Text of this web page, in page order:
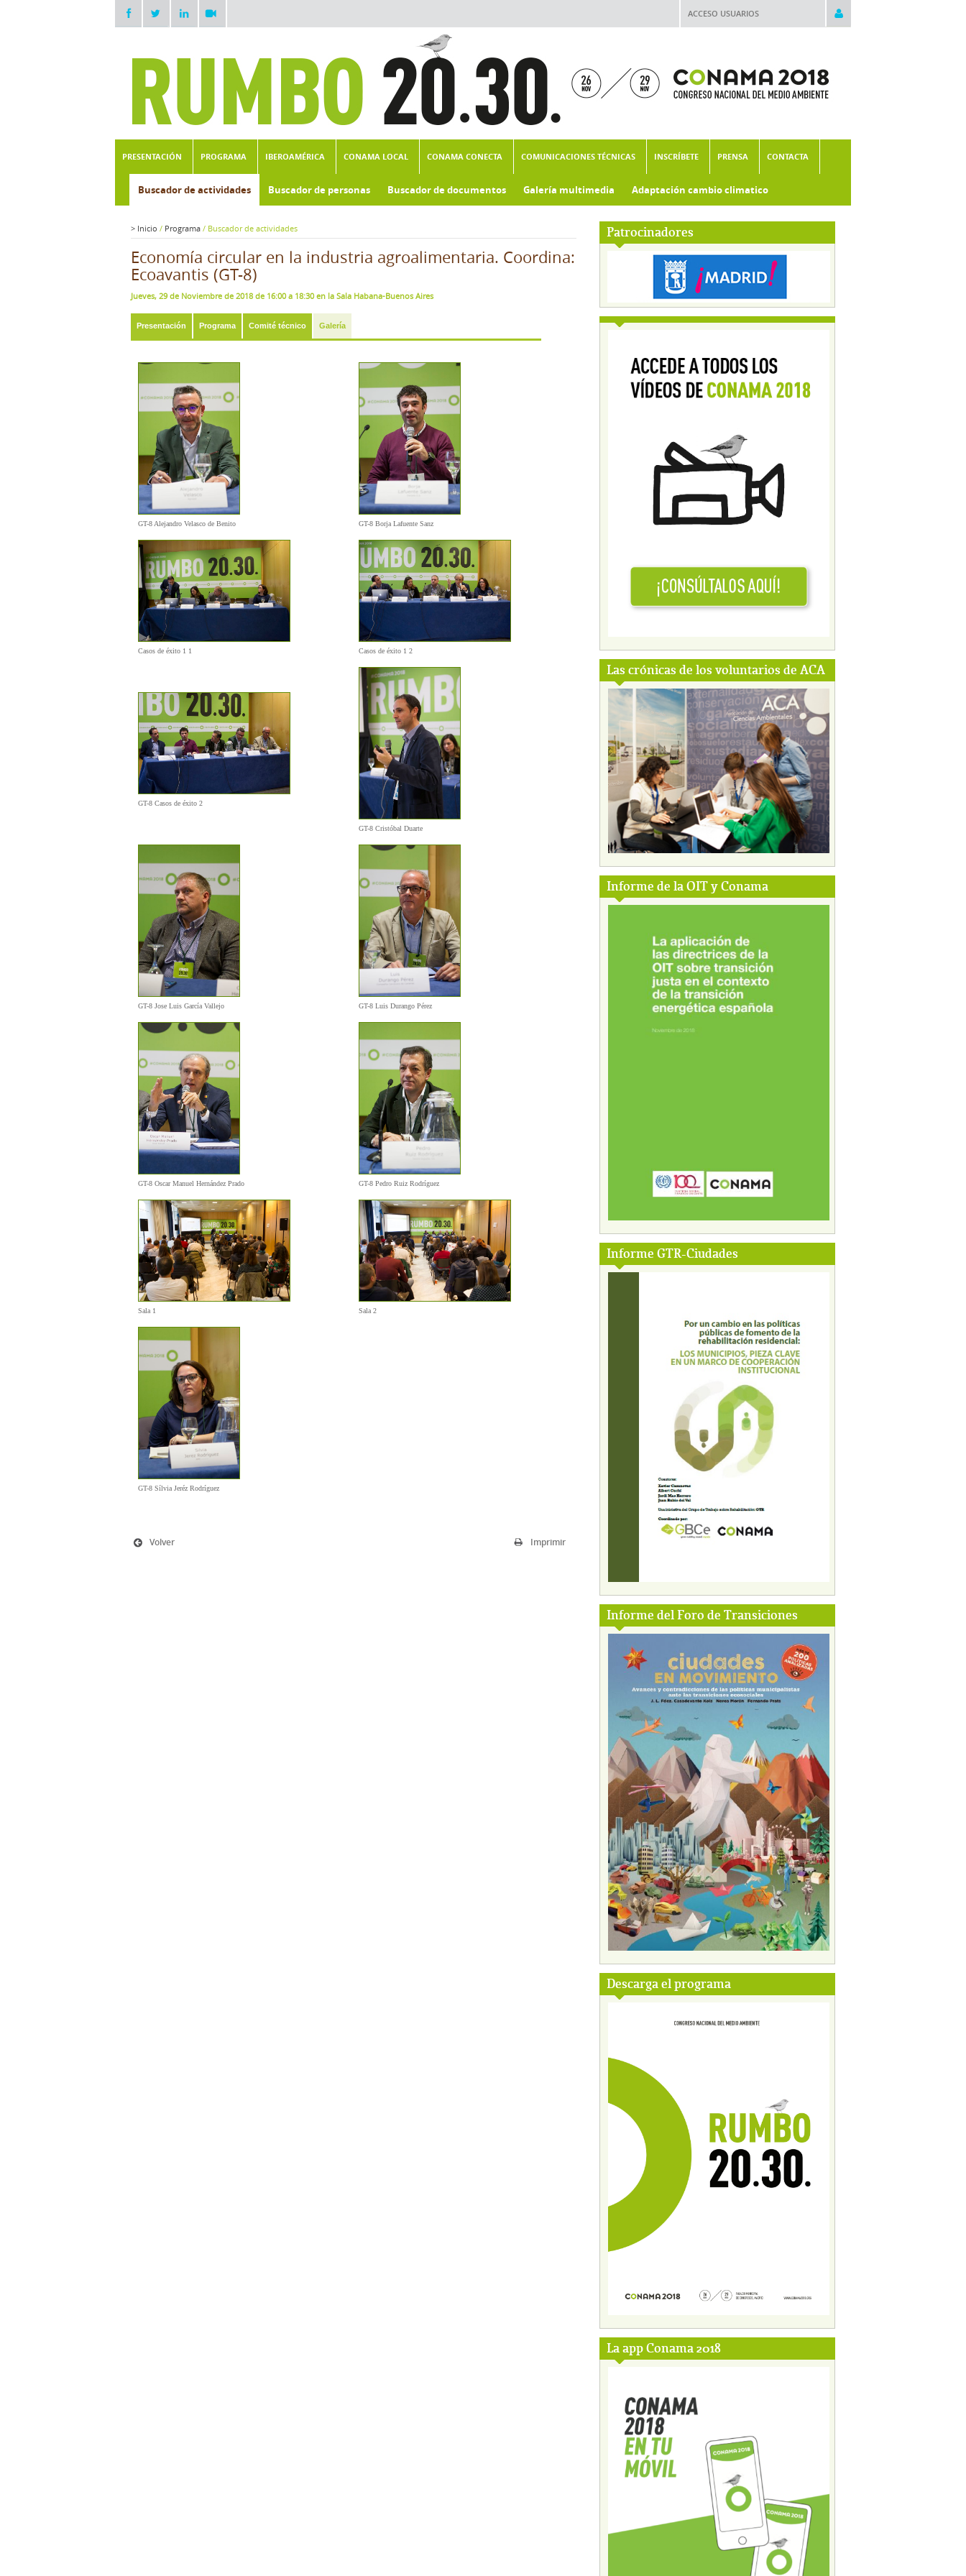
ACCESO USUARIOS
PRESENTACIÓN PROGRAMA IBEROAMÉRICA CONAMA LOCAL CONAMA CONECTA COMUNICACIONES TÉCNICAS INSCRÍBETE PRENSA CONTACTA
Buscador de actividades Buscador de personas Buscador de documentos Galería multimedia Adaptación cambio climatico
Patrocinadores
Las crónicas de los voluntarios de ACA
Informe de la OIT y Conama
Informe GTR-Ciudades
Informe del Foro de Transiciones
Descarga el programa
La app Conama 2018
> Inicio / Programa / Buscador de actividades
Economía circular en la industria agroalimentaria. Coordina:
Ecoavantis (GT-8)
Jueves, 29 de Noviembre de 2018 de 16:00 a 18:30 en la Sala Habana-Buenos Aires
Presentación Programa Comité técnico Galería
GT-8 Alejandro Velasco de Benito GT-8 Borja Lafuente Sanz
Casos de éxito 1 1 Casos de éxito 1 2
GT-8 Casos de éxito 2
GT-8 Cristóbal Duarte
GT-8 Jose Luis García Vallejo GT-8 Luis Durango Pérez
GT-8 Oscar Manuel Hernández Prado GT-8 Pedro Ruiz Rodríguez
Sala 1 Sala 2
GT-8 Sílvia Jeréz Rodríguez
Imprimir
Volver